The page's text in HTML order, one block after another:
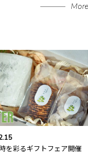
More
を彩るギフトフェア開催